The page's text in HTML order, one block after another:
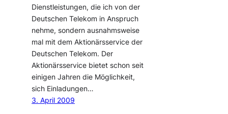
Dienstleistungen, die ich von der
Deutschen Telekom in Anspruch
nehme, sondern ausnahmsweise
mal mit dem Aktionärsservice der
Deutschen Telekom. Der
Aktionärsservice bietet schon seit
einigen Jahren die Möglichkeit,
sich Einladungen…
3. April 2009